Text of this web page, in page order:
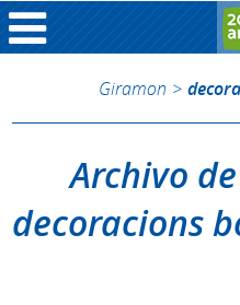
Giramon >
Archivo
decoracions